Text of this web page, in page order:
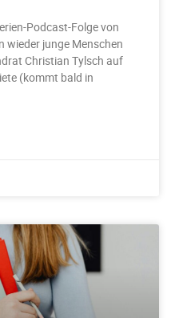
Podcast-Folge von
wieder junge Menschen
Christian Tylsch auf
(kommt bald in